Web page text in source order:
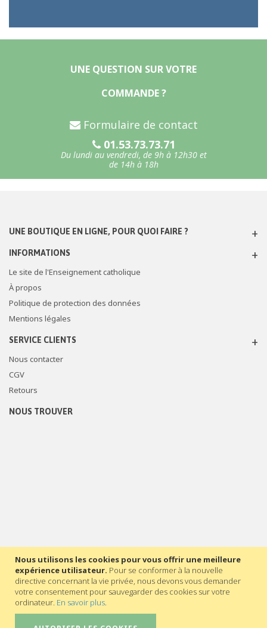
Nous utilisons les cookies pour vous offrir une meilleure
expérience utilisateur. Pour se conformer à la nouvelle
directive concernant la vie privée, nous devons vous demander
votre consentement pour sauvegarder des cookies sur votre
ordinateur. En savoir plus.
UNE QUESTION SUR VOTRE
COMMANDE ?
Formulaire de contact
01.53.73.73.71
Du lundi au vendredi, de 9h à 12h30 et
de 14h à 18h
UNE BOUTIQUE EN LIGNE, POUR QUOI FAIRE ?
INFORMATIONS
Le site de l'Enseignement catholique
À propos
Politique de protection des données
Mentions légales
SERVICE CLIENTS
Nous contacter
CGV
Retours
NOUS TROUVER